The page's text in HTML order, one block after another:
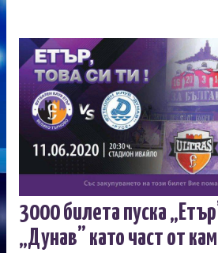
3000 билета пуска
„Дунав” като част от